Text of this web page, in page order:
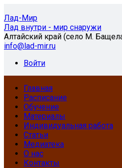
Лад-Мир
Лад внутри - мир снаружи
Алтайский край (село М.
info@lad-mir.ru
Войти
Главная
Расписание
Обучение
Материалы
Индивидуальная работа
Статьи
Медиатека
О нас
Контакты